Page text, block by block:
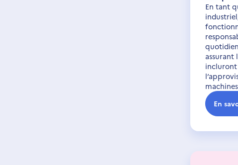
Découvrir les aides
En tant
assurant
incluront
En